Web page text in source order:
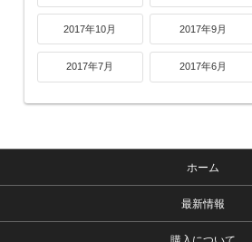
2017年10月 2017年9月
2017年7月 2017年6月
ホーム
最新情報